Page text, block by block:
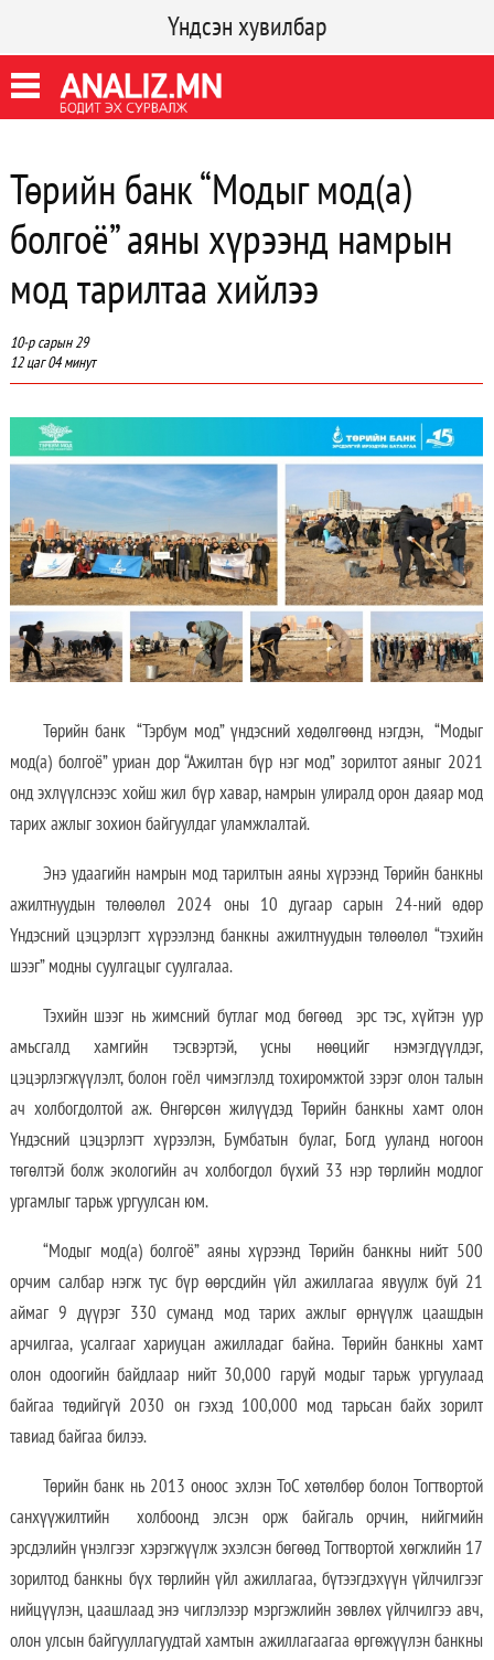
Үндсэн хувилбар
Төрийн банк “Модыг мод(а)
болгоё” аяны хүрээнд намрын
мод тарилтаа хийлээ
10-р сарын 29
12 цаг 04 минут
Төрийн банк “Тэрбум мод” үндэсний хөдөлгөөнд нэгдэн, “Модыг
мод(а) болгоё” уриан дор “Ажилтан бүр нэг мод” зорилтот аяныг 2021
онд эхлүүлснээс хойш жил бүр хавар, намрын улиралд орон даяар мод
тарих ажлыг зохион байгуулдаг уламжлалтай.
Энэ удаагийн намрын мод тарилтын аяны хүрээнд Төрийн банкны
ажилтнуудын төлөөлөл 2024 оны 10 дугаар сарын 24-ний өдөр
Үндэсний цэцэрлэгт хүрээлэнд банкны ажилтнуудын төлөөлөл “тэхийн
шээг” модны суулгацыг суулгалаа.
Тэхийн шээг нь жимсний бутлаг мод бөгөөд эрс тэс, хүйтэн уур
амьсгалд хамгийн тэсвэртэй, усны нөөцийг нэмэгдүүлдэг,
цэцэрлэгжүүлэлт, болон гоёл чимэглэлд тохиромжтой зэрэг олон талын
ач холбогдолтой аж. Өнгөрсөн жилүүдэд Төрийн банкны хамт олон
Үндэсний цэцэрлэгт хүрээлэн, Бумбатын булаг, Богд ууланд ногоон
төгөлтэй болж экологийн ач холбогдол бүхий 33 нэр төрлийн модлог
ургамлыг тарьж ургуулсан юм.
“Модыг мод(а) болгоё” аяны хүрээнд Төрийн банкны нийт 500
орчим салбар нэгж тус бүр өөрсдийн үйл ажиллагаа явуулж буй 21
аймаг 9 дүүрэг 330 суманд мод тарих ажлыг өрнүүлж цаашдын
арчилгаа, усалгааг хариуцан ажилладаг байна. Төрийн банкны хамт
олон одоогийн байдлаар нийт 30,000 гаруй модыг тарьж ургуулаад
байгаа төдийгүй 2030 он гэхэд 100,000 мод тарьсан байх зорилт
тавиад байгаа билээ.
Төрийн банк нь 2013 оноос эхлэн ТоС хөтөлбөр болон Тогтвортой
санхүүжилтийн холбоонд элсэн орж байгаль орчин, нийгмийн
эрсдэлийн үнэлгээг хэрэгжүүлж эхэлсэн бөгөөд Тогтвортой хөгжлийн 17
зорилтод банкны бүх төрлийн үйл ажиллагаа, бүтээгдэхүүн үйлчилгээг
нийцүүлэн, цаашлаад энэ чиглэлээр мэргэжлийн зөвлөх үйлчилгээ авч,
олон улсын байгууллагуудтай хамтын ажиллагаагаа өргөжүүлэн банкны